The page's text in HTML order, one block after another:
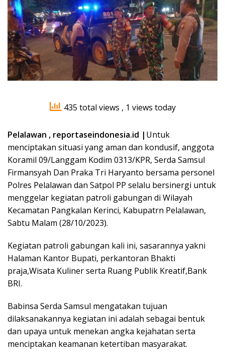
435 total views , 1 views today
Pelalawan , reportaseindonesia.id | Untuk
menciptakan situasi yang aman dan kondusif, anggota
Koramil 09/Langgam Kodim 0313/KPR, Serda Samsul
Firmansyah Dan Praka Tri Haryanto bersama personel
Polres Pelalawan dan Satpol PP selalu bersinergi untuk
menggelar kegiatan patroli gabungan di Wilayah
Kecamatan Pangkalan Kerinci, Kabupatrn Pelalawan,
Sabtu Malam (28/10/2023).
Kegiatan patroli gabungan kali ini, sasarannya yakni
Halaman Kantor Bupati, perkantoran Bhakti
praja,Wisata Kuliner serta Ruang Publik Kreatif,Bank
BRI.
Babinsa Serda Samsul mengatakan tujuan
dilaksanakannya kegiatan ini adalah sebagai bentuk
dan upaya untuk menekan angka kejahatan serta
menciptakan keamanan ketertiban masyarakat.